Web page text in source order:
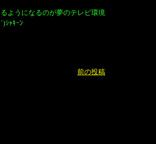
ようになるのが夢のテレビ環境
ｼｬｷｰﾝ
前の投稿